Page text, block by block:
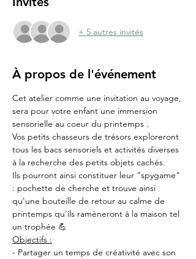
+ 5 autres invités
À propos de l'événement
Cet atelier comme une invitation au voyage,
sera pour votre enfant une immersion
sensorielle au coeur du printemps .
Vos petits chasseurs de trésors exploreront
tous les bacs sensoriels et activités diverses
à la recherche des petits objets cachés.
Ils pourront ainsi constituer leur "spygame"
: pochette de cherche et trouve ainsi
qu'une bouteille de retour au calme de
printemps qu'ils ramèneront à la maison tel
un trophée 💪
Objectifs :
- Partager un temps de créativité avec son